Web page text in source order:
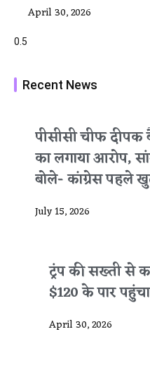
April 30, 2026
Recent News
पीसीसी चीफ दीपक
का लगाया आरोप,
बोले- कांग्रेस पहले
July 15, 2026
ट्रंप की सख्ती
$120 के पार
April 30, 2026